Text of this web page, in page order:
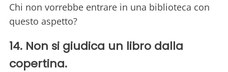
Chi non vorrebbe entrare in una biblioteca con
questo aspetto?
14. Non si giudica un libro dalla
copertina.